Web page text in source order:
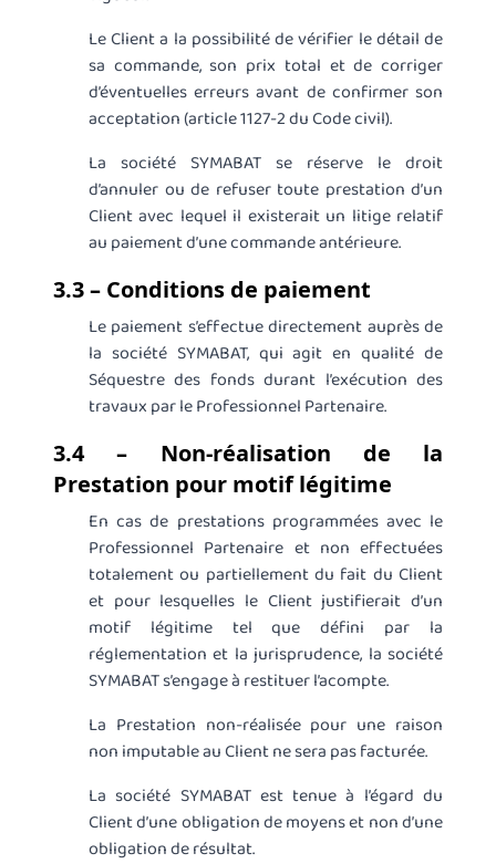
Le Client a la possibilité de vérifier le détail de
sa commande, son prix total et de corriger
d’éventuelles erreurs avant de confirmer son
acceptation (article 1127-2 du Code civil).
La société SYMABAT se réserve le droit
d’annuler ou de refuser toute prestation d’un
Client avec lequel il existerait un litige relatif
au paiement d’une commande antérieure.
3.3 – Conditions de paiement
Le paiement s’effectue directement auprès de
la société SYMABAT, qui agit en qualité de
Séquestre des fonds durant l’exécution des
travaux par le Professionnel Partenaire.
3.4 – Non-réalisation de la
Prestation pour motif légitime
En cas de prestations programmées avec le
Professionnel Partenaire et non effectuées
totalement ou partiellement du fait du Client
et pour lesquelles le Client justifierait d’un
motif légitime tel que défini par la
réglementation et la jurisprudence, la société
SYMABAT s’engage à restituer l’acompte.
La Prestation non-réalisée pour une raison
non imputable au Client ne sera pas facturée.
La société SYMABAT est tenue à l’égard du
Client d’une obligation de moyens et non d’une
obligation de résultat.